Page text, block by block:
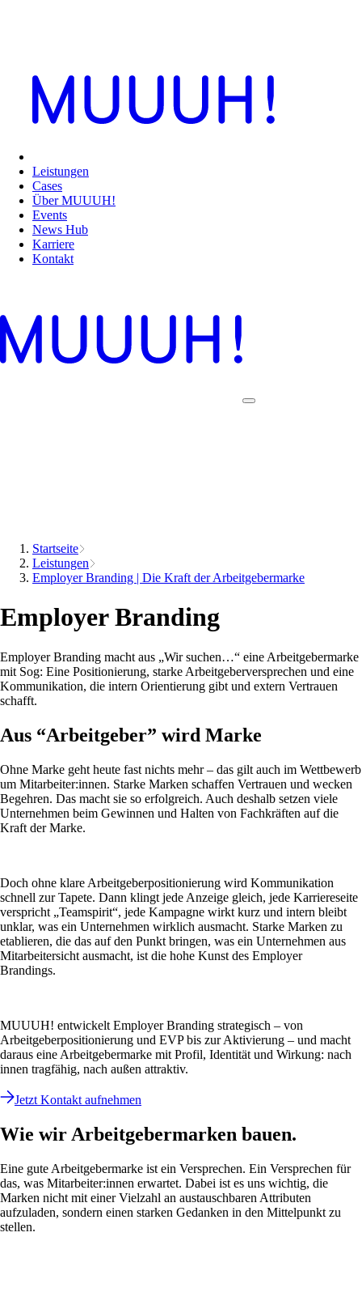
Leistungen
Cases
Über MUUUH!
Events
News Hub
Karriere
Kontakt
Startseite
Leistungen
Employer Branding | Die Kraft der Arbeitgebermarke
Employer Branding
Employer Branding macht aus „Wir suchen…“ eine Arbeitgebermarke
mit Sog: Eine Positionierung, starke Arbeitgeberversprechen und eine
Kommunikation, die intern Orientierung gibt und extern Vertrauen
schafft.
Aus “Arbeitgeber” wird Marke
Ohne Marke geht heute fast nichts mehr – das gilt auch im Wettbewerb
um Mitarbeiter:innen. Starke Marken schaffen Vertrauen und wecken
Begehren. Das macht sie so erfolgreich. Auch deshalb setzen viele
Unternehmen beim Gewinnen und Halten von Fachkräften auf die
Kraft der Marke.
Doch ohne klare Arbeitgeberpositionierung wird Kommunikation
schnell zur Tapete. Dann klingt jede Anzeige gleich, jede Karriereseite
verspricht „Teamspirit“, jede Kampagne wirkt kurz und intern bleibt
unklar, was ein Unternehmen wirklich ausmacht. Starke Marken zu
etablieren, die das auf den Punkt bringen, was ein Unternehmen aus
Mitarbeitersicht ausmacht, ist die hohe Kunst des Employer
Brandings.
MUUUH! entwickelt Employer Branding strategisch – von
Arbeitgeberpositionierung und EVP bis zur Aktivierung – und macht
daraus eine Arbeitgebermarke mit Profil, Identität und Wirkung: nach
innen tragfähig, nach außen attraktiv.
Jetzt Kontakt aufnehmen
Wie wir Arbeitgebermarken bauen.
Eine gute Arbeitgebermarke ist ein Versprechen. Ein Versprechen für
das, was Mitarbeiter:innen erwartet. Dabei ist es uns wichtig, die
Marken nicht mit einer Vielzahl an austauschbaren Attributen
aufzuladen, sondern einen starken Gedanken in den Mittelpunkt zu
stellen.